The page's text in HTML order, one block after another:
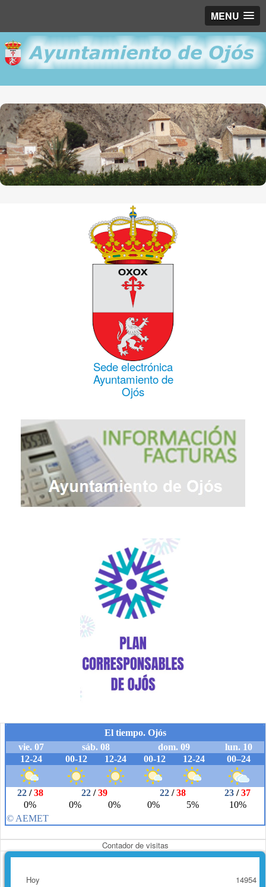
MENU
Ojós "Corazón de Murcia"
Sede electrónica
Ayuntamiento de
Ojós
Contador de visitas
Hoy
14954